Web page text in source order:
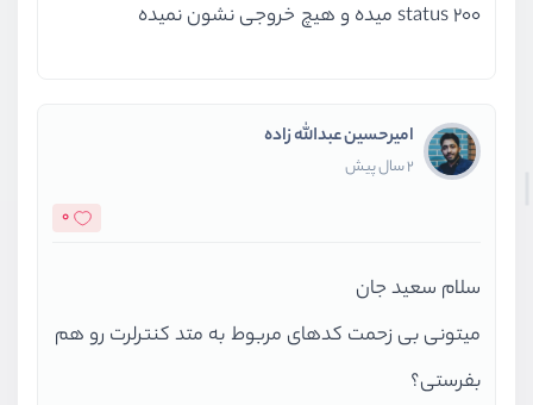
status ۲۰۰ میده و هیچ خروجی نشون نمیده
امیرحسین عبدالله زاده
2 سال پیش
0
سلام سعید جان
میتونی بی زحمت کدهای مربوط به متد کنترلرت رو هم
بفرستی؟